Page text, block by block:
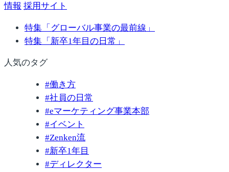
情報 採用サイト
特集「グローバル事業の最前線」
特集「新卒1年目の日常」
人気のタグ
#働き方
#社員の日常
#eマーケティング事業本部
#イベント
#Zenken流
#新卒1年目
#ディレクター